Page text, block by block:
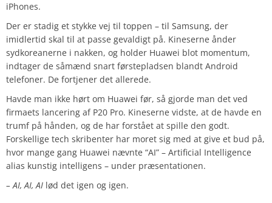
iPhones.
Der er stadig et stykke vej til toppen – til Samsung, der
imidlertid skal til at passe gevaldigt på. Kineserne ånder
sydkoreanerne i nakken, og holder Huawei blot momentum,
indtager de såmænd snart førstepladsen blandt Android
telefoner. De fortjener det allerede.
Havde man ikke hørt om Huawei før, så gjorde man det ved
firmaets lancering af P20 Pro. Kineserne vidste, at de havde en
trumf på hånden, og de har forstået at spille den godt.
Forskellige tech skribenter har moret sig med at give et bud på,
hvor mange gang Huawei nævnte “AI” – Artificial Intelligence
alias kunstig intelligens – under præsentationen.
– AI, AI, AI lød det igen og igen.